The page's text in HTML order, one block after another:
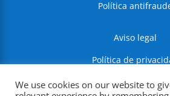
Política
Aviso legal
Política de
Política de
We use cookies on our website to